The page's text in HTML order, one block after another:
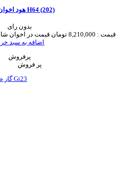
هود اخوان مدل H64 (202)
بدون رای
قیمت : 8,210,000 تومان قیمت در اخوان
اضافه به سبد
پرفروش